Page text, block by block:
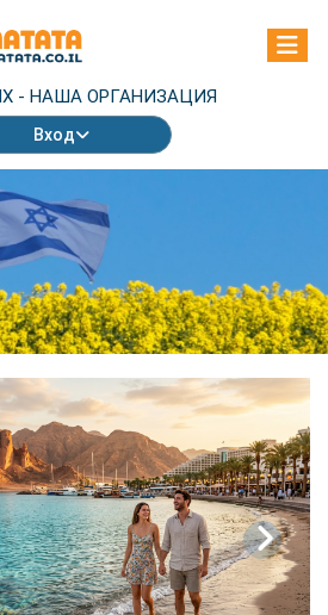
- НАША ОРГАНИЗАЦИЯ
Вход